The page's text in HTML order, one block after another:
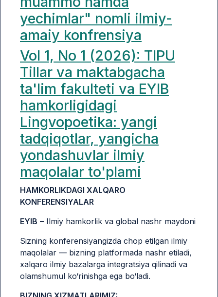
yechimlar" nomli ilmiy-
amaiy konfrensiya
Vol 1, No 1 (2026): TIPU
Tillar va maktabgacha
ta'lim fakulteti va EYIB
hamkorligidagi
Lingvopoetika: yangi
tadqiqotlar, yangicha
yondashuvlar ilmiy
maqolalar to'plami
HAMKORLIKDAGI XALQARO
KONFERENSIYALAR
EYIB – Ilmiy hamkorlik va global nashr maydoni
Sizning konferensiyangizda chop etilgan ilmiy
maqolalar — bizning platformada nashr etiladi,
xalqaro ilmiy bazalarga integratsiya qilinadi va
olamshumul ko‘rinishga ega bo‘ladi.